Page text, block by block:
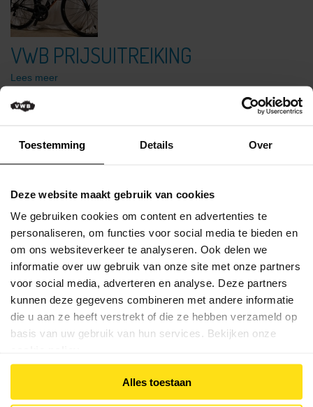
Toestemming Details Over
Deze website maakt gebruik van cookies
We gebruiken cookies om content en advertenties te
personaliseren, om functies voor social media te bieden en
om ons websiteverkeer te analyseren. Ook delen we
informatie over uw gebruik van onze site met onze partners
voor social media, adverteren en analyse. Deze partners
kunnen deze gegevens combineren met andere informatie
die u aan ze heeft verstrekt of die ze hebben verzameld op
basis van uw gebruik van hun services. Bekijken onze
Alles toestaan
Integriteit
Verkeersregels
Media
Challenges
Prijsuitreiking
Klassementen
Miss
Flandrienne
VWB
Nieuws
Actueel
Veelgestelde
vragen
VWB PRIJSUITREIKING
Lees meer
Fietsbijstand online aanvragen
VLAAMSE WIELRIJDERSBOND VZW
Volg ons ook op Instagram